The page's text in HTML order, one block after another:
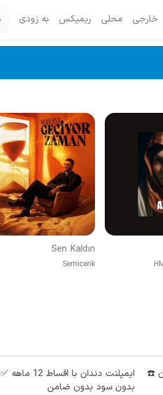
خارجی محلی ریمیکس به زودی
Sen Kaldın
Semicenk
☎️
ایمپلنت دندان با اقساط 12 ماهه ✅
بدون سود بدون ضامن